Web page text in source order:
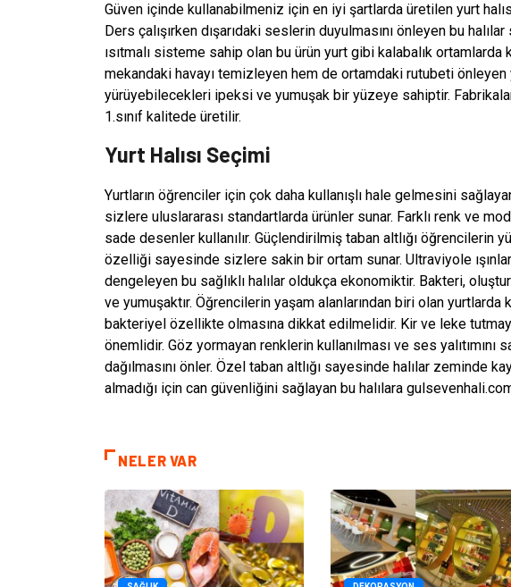
Güven içinde kullanabilmeniz için en iyi şartlarda üretilen yurt
Ders çalışırken dışarıdaki seslerin duyulmasını önleyen bu halılar
ısıtmalı sisteme sahip olan bu ürün yurt gibi kalabalık ortamlarda
mekandaki havayı temizleyen hem de ortamdaki rutubeti önleyen
yürüyebilecekleri ipeksi ve yumuşak bir yüzeye sahiptir.
1.sınıf kalitede üretilir.
Yurt Halısı Seçimi
Yurtların öğrenciler için çok daha kullanışlı hale gelmesini
sizlere uluslararası standartlarda ürünler sunar. Farklı renk ve
sade desenler kullanılır. Güçlendirilmiş taban altlığı öğrencilerin
özelliği sayesinde sizlere sakin bir ortam sunar. Ultraviyole
dengeleyen bu sağlıklı halılar oldukça ekonomiktir. Bakteri,
ve yumuşaktır. Öğrencilerin yaşam alanlarından biri olan yurtlarda
bakteriyel özellikte olmasına dikkat edilmelidir. Kir ve leke
önemlidir. Göz yormayan renklerin kullanılması ve ses yalıtımını
dağılmasını önler. Özel taban altlığı sayesinde halılar zeminde
almadığı için can güvenliğini sağlayan bu halılara
NELER VAR